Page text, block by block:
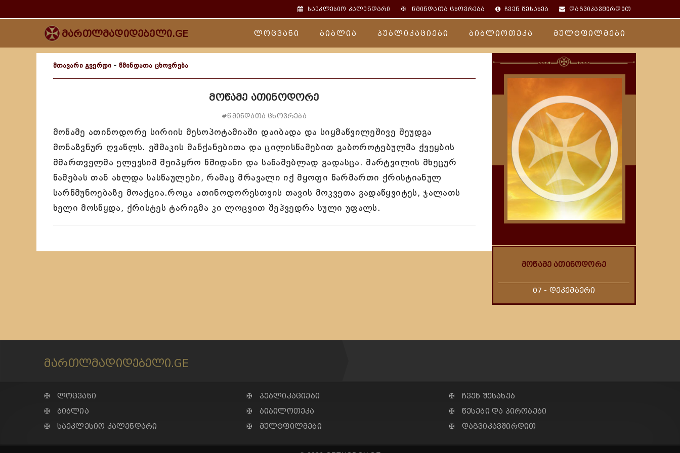
საეკლესიო კალენდარი ✠წმინდათა ცხოვრება ჩვენ შესახებ დაგვიკავშირდით
მართლმადიდებელი.GE ლოცვანი ბიბლია პუბლიკაციები ბიბლიოთეკა მულტფილმები
მთავარი გვერდი - წმინდათა ცხოვრება
მოწამე ათინოდორე
#წმინდათა ცხოვრება
მოწამე ათინოდორე სირიის მესოპოტამიაში დაიბადა და სიყმაწვილეშივე შეუდგა
მონაზვნურ ღვაწლს. ეშმაკის მანქანებითა და ცილისწამებით გაბოროტებულმა ქვეყბის
მმართველმა ელევსიმ შეიპყრო წმიდანი და საწამებლად გადასცა. მარტვილის მხეცურ
წამებას თან ახლდა სასწაულები, რამაც მრავალი იქ მყოფი წარმართი ქრისტიანულ
სარწმუნოებაზე მოაქცია.როცა ათინოდორესთვის თავის მოკვეთა გადაწყვიტეს, ჯალათს
ხელი მოსწყდა, ქრისტეს ტარიგმა კი ლოცვით შეჰვედრა სული უფალს.
მოწამე ათინოდორე
07 - დეკემბერი
მართლმადიდებელი.GE
✠ ლოცვანი
✠ ბიბლია
✠ საეკლესიო კალენდარი
✠ პუბლიკაციები
✠ ბიბილოთეკა
✠ მულტფილმები
✠ ჩვენ შესახებ
✠ წესები და პირობები
✠ დაგვიკავშირდით